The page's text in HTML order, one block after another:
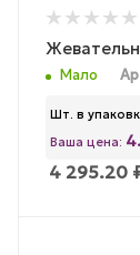
Мало
Шт. в
Ваша цена:
4 295.20